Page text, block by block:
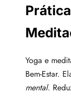
Yoga e
Bem-Estar.
mental.